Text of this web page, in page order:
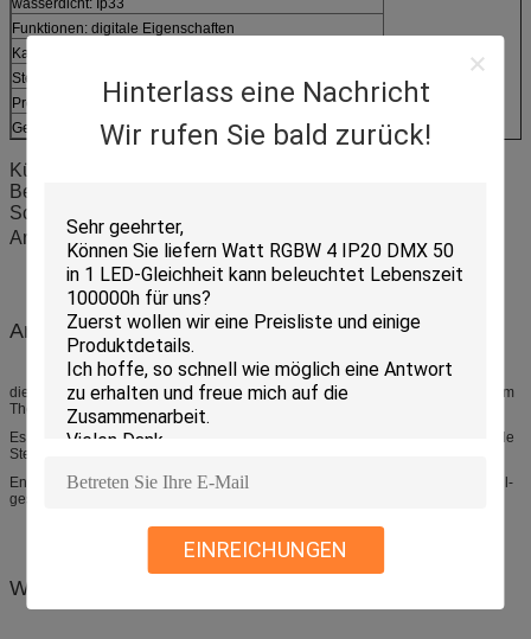
Hinterlass eine Nachricht
Wir rufen Sie bald zurück!
EINREICHUNGEN
wasserdicht: Ip33
Funktionen: digitale Eigenschaften
Kanal: 7CH
Steuermodus: DMX512, Master/Slave, Röhrenblitz, Selbst
Projektionsabstand: 10m
Gewicht: 17KG
Kühlsystem: Ventilator
Bescheinigung: CER, ROHS
Schutz: IP33
Arbeitsbereich: -20 ℃ | ℃ +40
Anwendungen:
dieses Gleichheitslicht ist in der Bühnenshow, in DJ, in der Disco, im Studio, im
Theater und in den Unterhaltungsereignissen etc. weit verbreitet.
Es kann durch DMX steuern, Herr-Sklave und Selbst-laufen lassen. Und solide
Steuerung.
Entworfen für Medium zum großen Stadiumsgebrauch, stellt diese Einheit hell-
gesättigte Farben auf Stadium zur Verfügung.
Wettbewerbsvorteil: